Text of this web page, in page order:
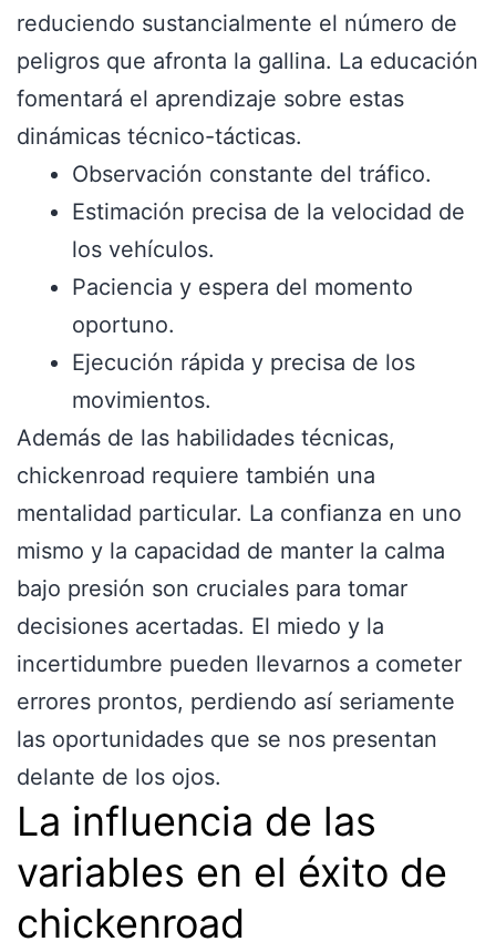
reduciendo sustancialmente el número de
peligros que afronta la gallina. La educación
fomentará el aprendizaje sobre estas
dinámicas técnico-tácticas.
Observación constante del tráfico.
Estimación precisa de la velocidad de
los vehículos.
Paciencia y espera del momento
oportuno.
Ejecución rápida y precisa de los
movimientos.
Además de las habilidades técnicas,
chickenroad requiere también una
mentalidad particular. La confianza en uno
mismo y la capacidad de manter la calma
bajo presión son cruciales para tomar
decisiones acertadas. El miedo y la
incertidumbre pueden llevarnos a cometer
errores prontos, perdiendo así seriamente
las oportunidades que se nos presentan
delante de los ojos.
La influencia de las
variables en el éxito de
chickenroad